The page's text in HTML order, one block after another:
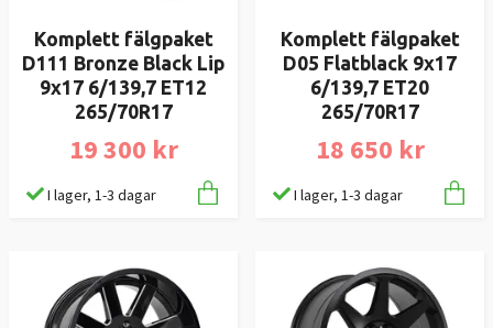
Komplett fälgpaket
D111 Bronze Black Lip
9x17 6/139,7 ET12
265/70R17
19 300 kr
I lager, 1-3 dagar
Komplett fälgpaket
D05 Flatblack 9x17
6/139,7 ET20
265/70R17
18 650 kr
I lager, 1-3 dagar